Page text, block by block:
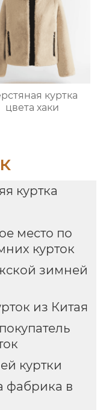
куртка
цвета хаки
куртка
место по
курток
зимней
из Китая
куртки
фабрика в